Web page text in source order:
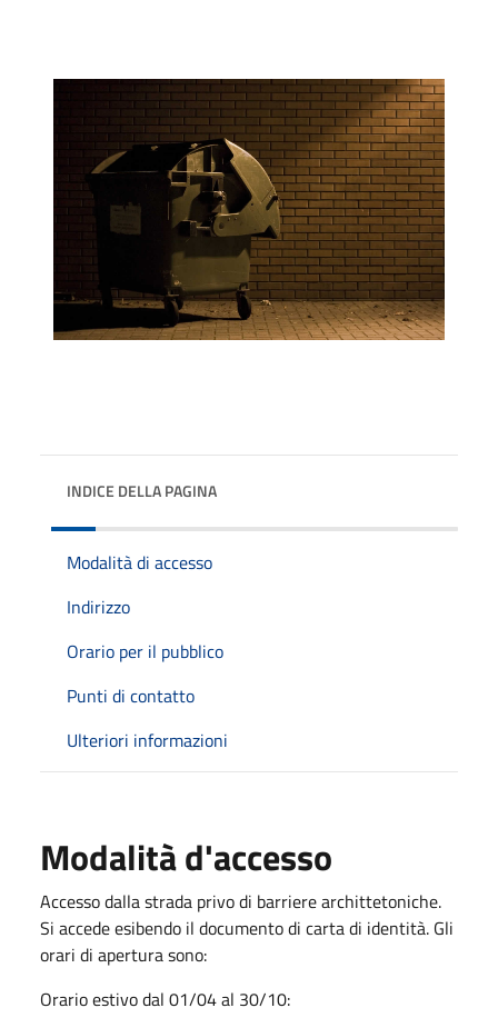
INDICE DELLA PAGINA
Modalità di accesso
Indirizzo
Orario per il pubblico
Punti di contatto
Ulteriori informazioni
Modalità d'accesso
Accesso dalla strada privo di barriere archittetoniche.
Si accede esibendo il documento di carta di identità. Gli
orari di apertura sono:
Orario estivo dal 01/04 al 30/10: